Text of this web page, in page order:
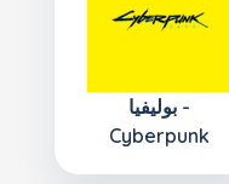
بوليفيا -
Cyberpunk